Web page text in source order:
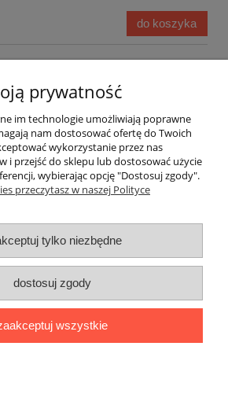
do koszyka
Moje konto
Kontakt
prywatność
im technologie umożliwiają poprawne
nam dostosować ofertę do Twoich
wykorzystanie przez nas
i przejść do sklepu lub dostosować użycie
wybierając opcję "Dostosuj zgody".
przeczytasz w naszej Polityce
tylko niezbędne
dostosuj zgody
wszystkie